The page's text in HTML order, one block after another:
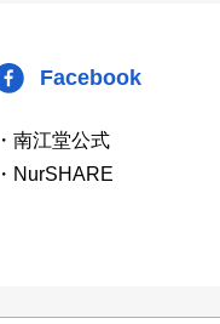
Facebook
・南江堂公式
・NurSHARE